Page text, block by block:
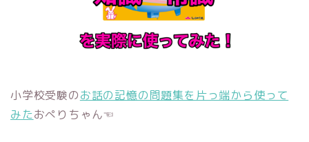
小学校受験のお話の記憶の問題集を片っ端から使って
みたおぺりちゃん☜